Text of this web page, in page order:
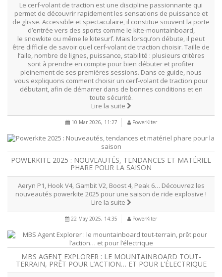
Le cerf-volant de traction est une discipline passionnante qui
permet de découvrir rapidement les sensations de puissance et
de glisse. Accessible et spectaculaire, il constitue souvent la porte
d’entrée vers des sports comme le kite-mountainboard,
le snowkite ou même le kitesurf. Mais lorsqu’on débute, il peut
être difficile de savoir quel cerf-volant de traction choisir. Taille de
l’aile, nombre de lignes, puissance, stabilité : plusieurs critères
sont à prendre en compte pour bien débuter et profiter
pleinement de ses premières sessions. Dans ce guide, nous
vous expliquons comment choisir un cerf-volant de traction pour
débutant, afin de démarrer dans de bonnes conditions et en
toute sécurité.
Lire la suite
10 Mar 2026, 11:27 PowerKiter
POWERKITE 2025 : NOUVEAUTÉS, TENDANCES ET MATÉRIEL
PHARE POUR LA SAISON
Aeryn P1, Hook V4, Gambit V2, Boost 4, Peak 6… Découvrez les
nouveautés powerkite 2025 pour une saison de ride explosive !
Lire la suite
22 May 2025, 14:35 PowerKiter
MBS AGENT EXPLORER : LE MOUNTAINBOARD TOUT-
TERRAIN, PRÊT POUR L’ACTION… ET POUR L’ÉLECTRIQUE